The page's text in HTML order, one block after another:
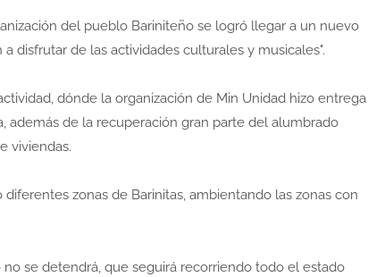
del pueblo Bariniteño se logró llegar a un nuevo
disfrutar de las actividades culturales y musicales".
dónde la organización de Min Unidad hizo entrega
además de la recuperación gran parte del alumbrado
viviendas.
zonas de Barinitas, ambientando las zonas con
se detendrá, que seguirá recorriendo todo el estado